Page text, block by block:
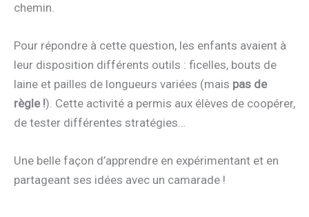
chemin.
Pour répondre à cette question, les enfants avaient à
leur disposition différents outils : ficelles, bouts de
laine et pailles de longueurs variées (mais pas de
règle !). Cette activité a permis aux élèves de coopérer,
de tester différentes stratégies…
Une belle façon d’apprendre en expérimentant et en
partageant ses idées avec un camarade !